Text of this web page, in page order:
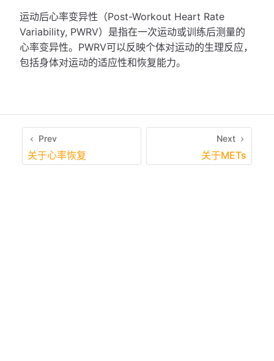
运动后心率变异性（Post-Workout Heart Rate
Variability, PWRV）是指在一次运动或训练后测量的
心率变异性。PWRV可以反映个体对运动的生理反应，
包括身体对运动的适应性和恢复能力。
Prev
关于心率恢复
Next
关于METs